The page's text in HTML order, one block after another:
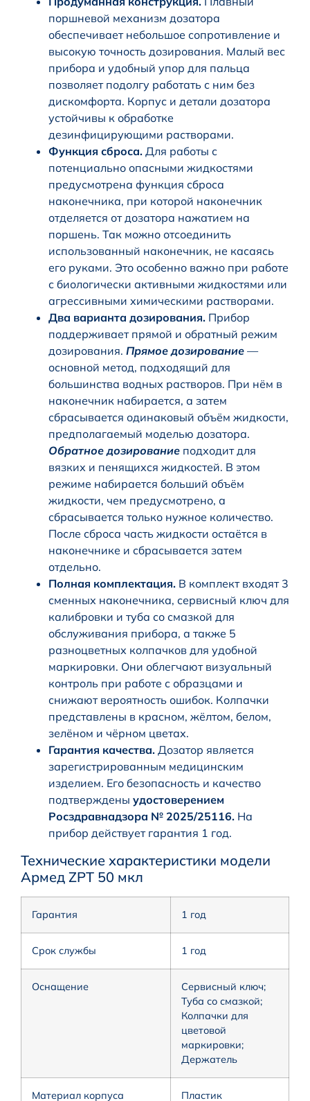
поршневой механизм дозатора
обеспечивает небольшое сопротивление и
высокую точность дозирования. Малый вес
прибора и удобный упор для пальца
позволяет подолгу работать с ним без
дискомфорта. Корпус и детали дозатора
устойчивы к обработке
дезинфицирующими растворами.
Функция сброса. Для работы с
потенциально опасными жидкостями
предусмотрена функция сброса
наконечника, при которой наконечник
отделяется от дозатора нажатием на
поршень. Так можно отсоединить
использованный наконечник, не касаясь
его руками. Это особенно важно при работе
с биологически активными жидкостями или
агрессивными химическими растворами.
Два варианта дозирования. Прибор
поддерживает прямой и обратный режим
дозирования. Прямое дозирование —
основной метод, подходящий для
большинства водных растворов. При нём в
наконечник набирается, а затем
сбрасывается одинаковый объём жидкости,
предполагаемый моделью дозатора.
Обратное дозирование подходит для
вязких и пенящихся жидкостей. В этом
режиме набирается больший объём
жидкости, чем предусмотрено, а
сбрасывается только нужное количество.
После сброса часть жидкости остаётся в
наконечнике и сбрасывается затем
отдельно.
Полная комплектация. В комплект входят 3
сменных наконечника, сервисный ключ для
калибровки и туба со смазкой для
обслуживания прибора, а также 5
разноцветных колпачков для удобной
маркировки. Они облегчают визуальный
контроль при работе с образцами и
снижают вероятность ошибок. Колпачки
представлены в красном, жёлтом, белом,
зелёном и чёрном цветах.
Гарантия качества. Дозатор является
зарегистрированным медицинским
изделием. Его безопасность и качество
подтверждены удостоверением
Росздравнадзора № 2025/25116. На
прибор действует гарантия 1 год.
Технические характеристики модели
Армед ZPT 50 мкл
Гарантия 1 год
Срок службы 1 год
Оснащение
Сервисный ключ;
Туба со смазкой;
Колпачки для
цветовой
маркировки;
Держатель
Материал корпуса Пластик